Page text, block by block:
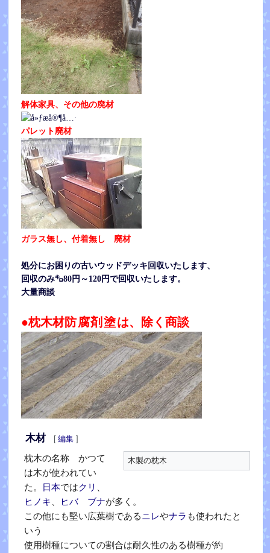
解体家具、その他の廃材
パレット廃材
ガラス無し、付着無し 廃材
処分にお困りの古いウッドデッキ回収いたします、
回収のみ㌔80円～120円で回収いたします。
大量商談
●枕木材防腐剤塗は、除く商談
木材 [ 編集 ]
木製の枕木
枕木の名称 かつて
は木が使われてい
た。
日本ではクリ
ヒノキ
ヒバ ブナが多く。
この他にも堅い広葉樹であるニレやナラ も使われたと
いう
使用樹種についての割合は耐久性のある樹種が約